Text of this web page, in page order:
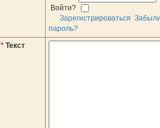
Войти?
Зарегистрироваться
пароль?
* Текст